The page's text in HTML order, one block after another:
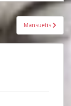
Mansuetis